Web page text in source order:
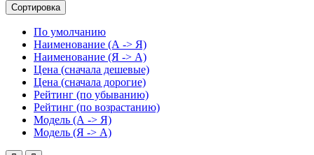
Сортировка
По умолчанию
Наименование (А -> Я)
Наименование (Я -> А)
Цена (сначала дешевые)
Цена (сначала дорогие)
Рейтинг (по убыванию)
Рейтинг (по возрастанию)
Модель (А -> Я)
Модель (Я -> А)